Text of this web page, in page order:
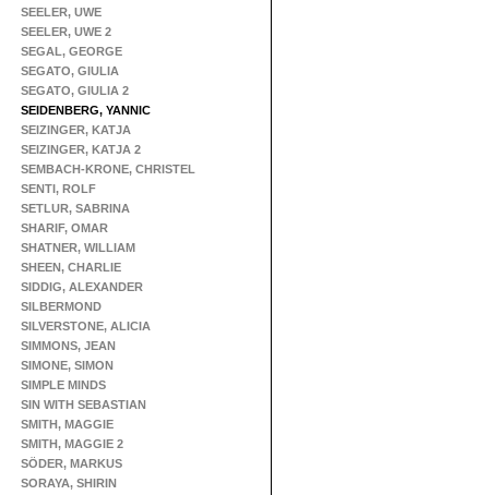
SEELER, UWE
SEELER, UWE 2
SEGAL, GEORGE
SEGATO, GIULIA
SEGATO, GIULIA 2
SEIDENBERG, YANNIC
SEIZINGER, KATJA
SEIZINGER, KATJA 2
SEMBACH-KRONE, CHRISTEL
SENTI, ROLF
SETLUR, SABRINA
SHARIF, OMAR
SHATNER, WILLIAM
SHEEN, CHARLIE
SIDDIG, ALEXANDER
SILBERMOND
SILVERSTONE, ALICIA
SIMMONS, JEAN
SIMONE, SIMON
SIMPLE MINDS
SIN WITH SEBASTIAN
SMITH, MAGGIE
SMITH, MAGGIE 2
SÖDER, MARKUS
SORAYA, SHIRIN